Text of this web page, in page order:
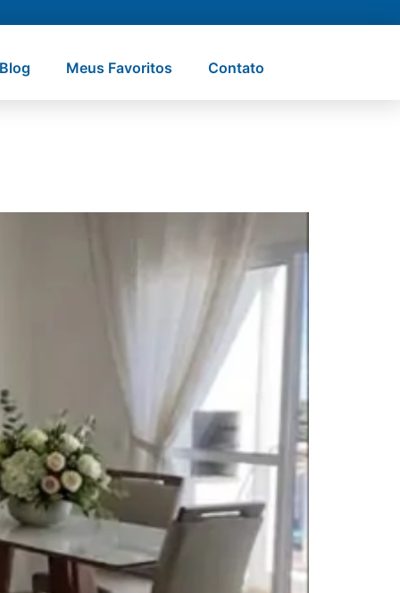
Meus Favoritos Contato